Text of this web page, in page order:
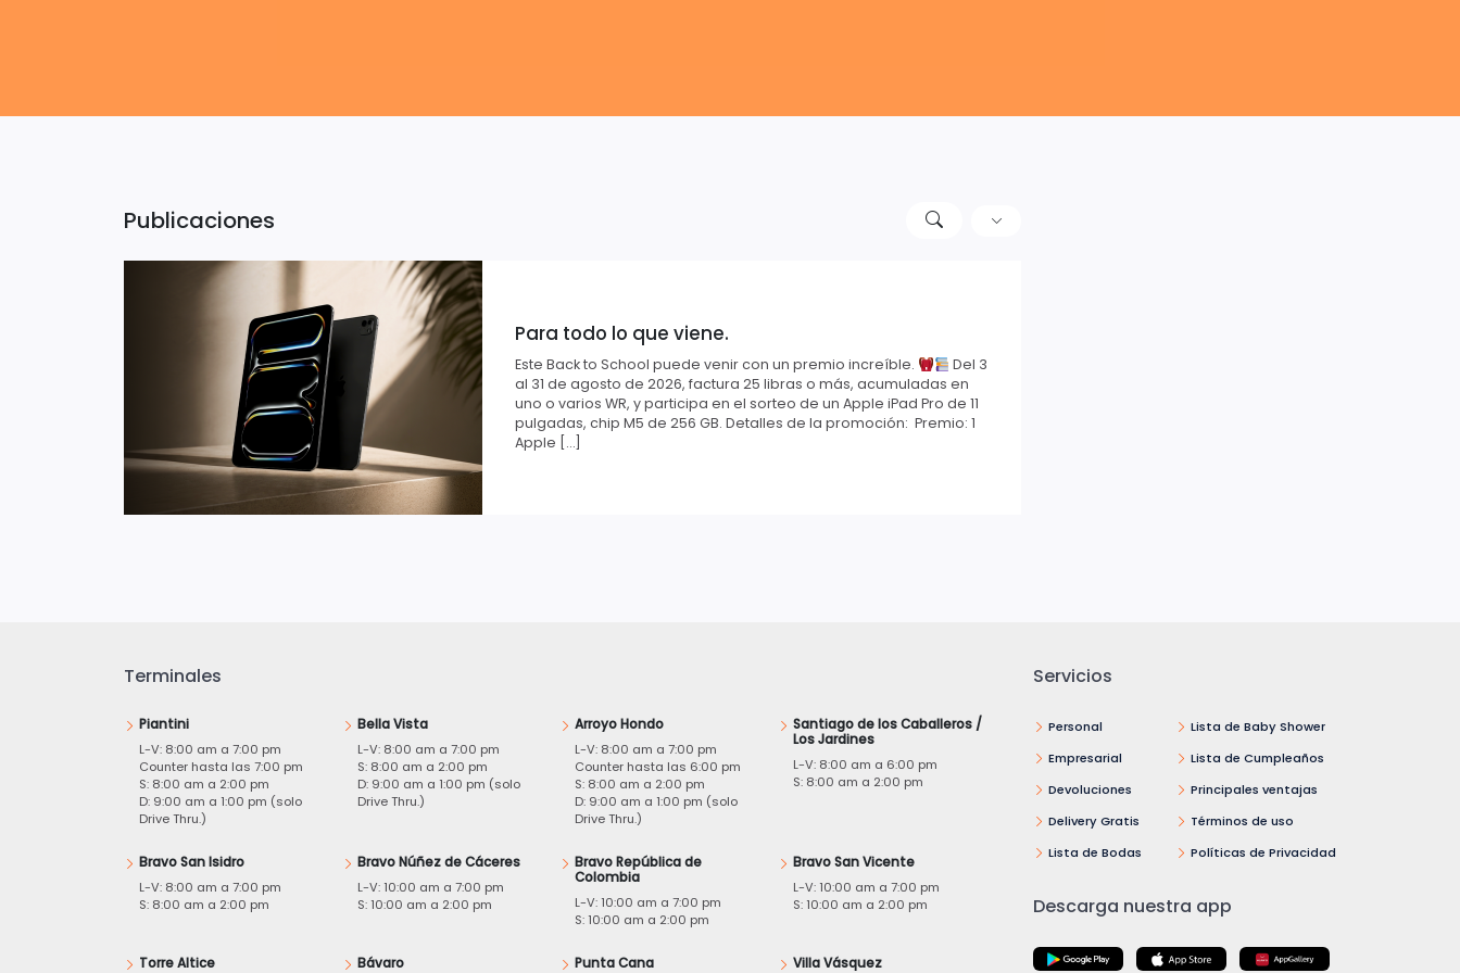
Publicaciones
Para todo lo que viene.
Este Back to School puede venir con un premio increíble.
Del 3
al 31 de agosto de 2026, factura 25 libras o más, acumuladas en
uno o varios WR, y participa en el sorteo de un Apple iPad Pro de 11
pulgadas, chip M5 de 256 GB. Detalles de la promoción: Premio: 1
Apple […]
Terminales
Piantini
L-V: 8:00 am a 7:00 pm
Counter hasta las 7:00 pm
S: 8:00 am a 2:00 pm
D: 9:00 am a 1:00 pm (solo
Drive Thru.)
Bella Vista
L-V: 8:00 am a 7:00 pm
S: 8:00 am a 2:00 pm
D: 9:00 am a 1:00 pm (solo
Drive Thru.)
Arroyo Hondo
L-V: 8:00 am a 7:00 pm
Counter hasta las 6:00 pm
S: 8:00 am a 2:00 pm
D: 9:00 am a 1:00 pm (solo
Drive Thru.)
Santiago de los Caballeros /
Los Jardines
L-V: 8:00 am a 6:00 pm
S: 8:00 am a 2:00 pm
Bravo San Isidro
L-V: 8:00 am a 7:00 pm
S: 8:00 am a 2:00 pm
Bravo Núñez de Cáceres
L-V: 10:00 am a 7:00 pm
S: 10:00 am a 2:00 pm
Bravo República de
Colombia
L-V: 10:00 am a 7:00 pm
S: 10:00 am a 2:00 pm
Bravo San Vicente
L-V: 10:00 am a 7:00 pm
S: 10:00 am a 2:00 pm
Torre Altice Bávaro Punta Cana Villa Vásquez
Servicios
Personal
Empresarial
Devoluciones
Delivery Gratis
Lista de Bodas
Lista de Baby Shower
Lista de Cumpleaños
Principales ventajas
Términos de uso
Políticas de Privacidad
Descarga nuestra app